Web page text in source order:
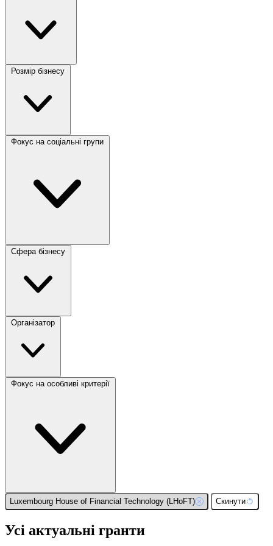
Розмір бізнесу
Фокус на соціальні групи
Сфера бізнесу
Організатор
Фокус на особливі критерії
Luxembourg House of Financial Technology (LHoFT) Скинути
Усі актуальні гранти